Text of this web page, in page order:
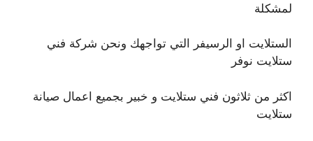
لمشكلة
الستلايت او الرسيفر التي تواجهك ونحن شركة فني
ستلايت نوفر
اكثر من ثلاثون فني ستلايت و خبير بجميع اعمال صيانة
ستلايت